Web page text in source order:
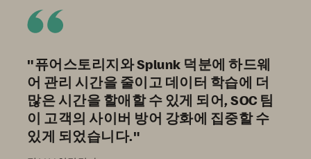
"퓨어스토리지와 Splunk 덕분에 하드웨
어 관리 시간을 줄이고 데이터 학습에 더
많은 시간을 할애할 수 있게 되어, SOC 팀
이 고객의 사이버 방어 강화에 집중할 수
있게 되었습니다."